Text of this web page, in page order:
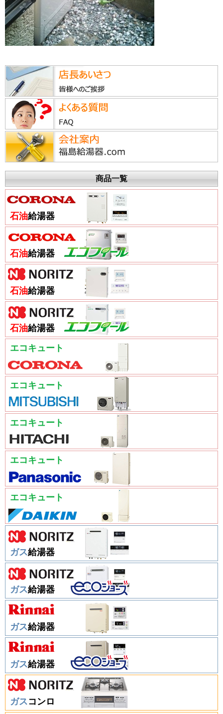
商品一覧
石油給湯器
石油給湯器
石油給湯器
石油給湯器
エコキュート
エコキュート
エコキュート
エコキュート
エコキュート
ガス給湯器
ガス給湯器
ガス給湯器
ガス給湯器
ガス コンロ